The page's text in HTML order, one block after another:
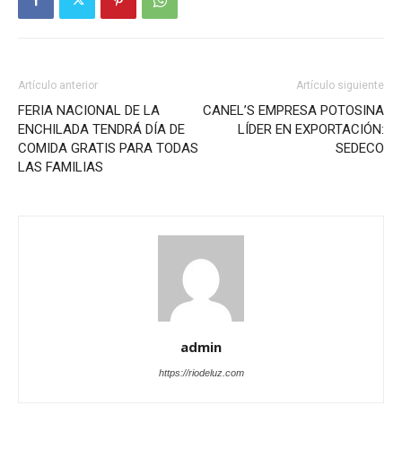
Artículo anterior
FERIA NACIONAL DE LA
ENCHILADA TENDRÁ DÍA DE
COMIDA GRATIS PARA TODAS
LAS FAMILIAS
Artículo siguiente
CANEL’S EMPRESA POTOSINA
LÍDER EN EXPORTACIÓN:
SEDECO
admin
https://riodeluz.com